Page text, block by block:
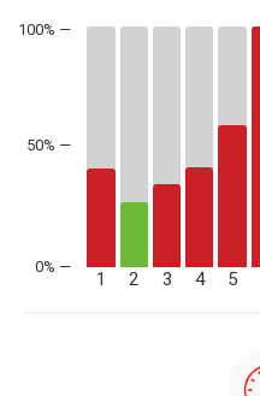
50% —
1 2 3 4 5